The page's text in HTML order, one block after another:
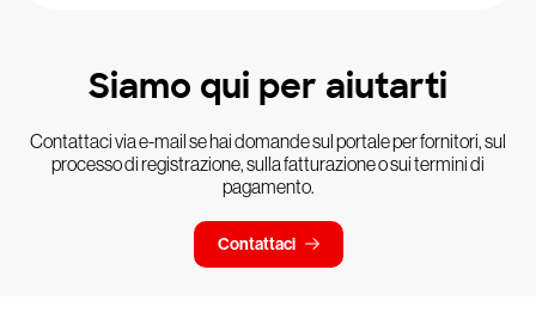
Siamo qui per aiutarti
Contattaci via e-mail se hai domande sul portale per fornitori, sul
processo di registrazione, sulla fatturazione o sui termini di
pagamento.
Contattaci